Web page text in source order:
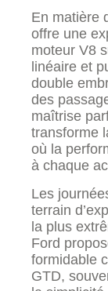
En matière
offre une
moteur V8
linéaire et
double
des
maîtrise
transforme
où la
à chaque
Les
terrain
la plus
Ford
formidable
GTD,